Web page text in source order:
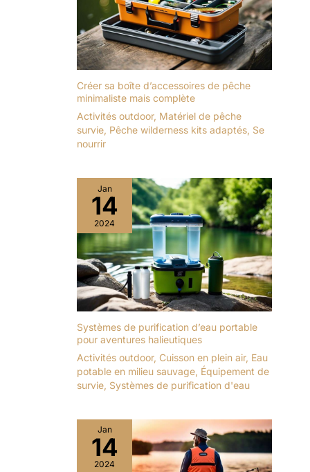
Créer sa boîte d’accessoires de pêche
minimaliste mais complète
Activités outdoor, Matériel de pêche
survie, Pêche wilderness kits adaptés, Se
nourrir
Jan
14
2024
Systèmes de purification d’eau portable
pour aventures halieutiques
Activités outdoor, Cuisson en plein air, Eau
potable en milieu sauvage, Équipement de
survie, Systèmes de purification d'eau
Jan
14
2024